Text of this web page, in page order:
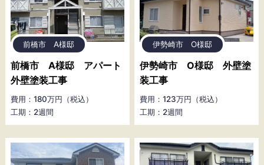
前橋市 A様邸
前橋市 A様邸 アパート
外壁塗装工事
費用：180万円（税込）
工期：2週間
伊勢崎市 O様邸
伊勢崎市 O様邸 外壁塗
装工事
費用：123万円（税込）
工期：2週間